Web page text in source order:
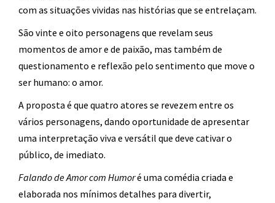
com as situações vividas nas histórias que se entrelaçam.
São vinte e oito personagens que revelam seus
momentos de amor e de paixão, mas também de
questionamento e reflexão pelo sentimento que move o
ser humano: o amor.
A proposta é que quatro atores se revezem entre os
vários personagens, dando oportunidade de apresentar
uma interpretação viva e versátil que deve cativar o
público, de imediato.
Falando de Amor com Humoré uma comédia criada e
elaborada nos mínimos detalhes para divertir,